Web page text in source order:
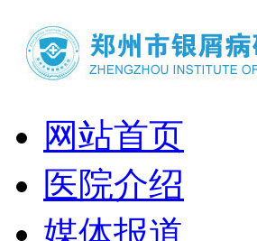
网站首页
医院介绍